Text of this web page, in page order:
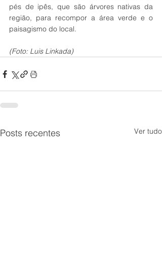
pés de ipês, que são árvores nativas da
região, para recompor a área verde e o
paisagismo do local.
(Foto: Luis Linkada)
Posts recentes Ver tudo